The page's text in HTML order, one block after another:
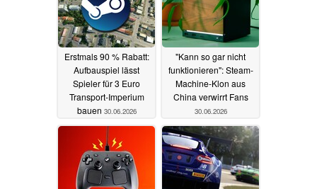
Erstmals 90 % Rabatt:
Aufbauspiel lässt
Spieler für 3 Euro
Transport-Imperium
bauen 30.06.2026
"Kann so gar nicht
funktionieren": Steam-
Machine-Klon aus
China verwirrt Fans
30.06.2026